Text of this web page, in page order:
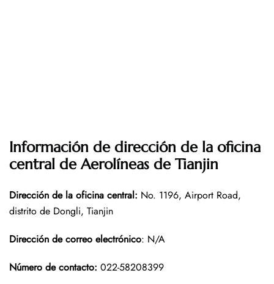
Información de dirección de la oficina
central de Aerolíneas de Tianjin
Dirección de la oficina central: No. 1196, Airport Road,
distrito de Dongli, Tianjin
Dirección de correo electrónico: N/A
Número de contacto: 022-58208399